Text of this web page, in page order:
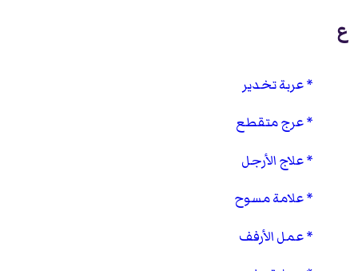
ع
عربة تخدير
عرج متقطع
علاج الأرجل
علامة مسوح
عمل الأرفف